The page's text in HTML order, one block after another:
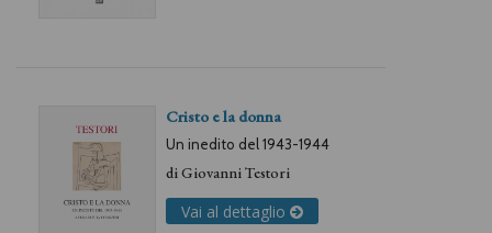
Cristo e la donna
Un inedito del 1943-1944
diGiovanni Testori
Vai al dettaglio